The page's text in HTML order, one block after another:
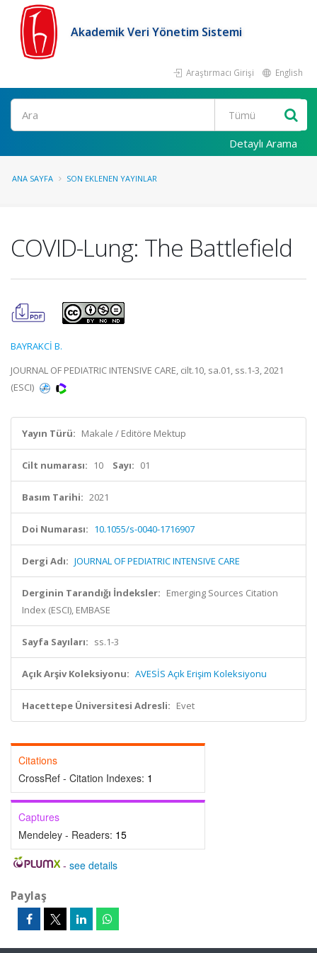
Akademik Veri Yönetim Sistemi
Araştırmacı Girişi English
Ara
Detaylı Arama
ANA SAYFA SON EKLENEN YAYINLAR
COVID-Lung: The Battlefield
BAYRAKCİ B.
JOURNAL OF PEDIATRIC INTENSIVE CARE, cilt.10, sa.01, ss.1-3, 2021
(ESCI)
Yayın Türü: Makale / Editöre Mektup
Cilt numarası: 10 Sayı: 01
Basım Tarihi: 2021
Doi Numarası: 10.1055/s-0040-1716907
Dergi Adı: JOURNAL OF PEDIATRIC INTENSIVE CARE
Derginin Tarandığı İndeksler: Emerging Sources Citation
Index (ESCI), EMBASE
Sayfa Sayıları: ss.1-3
Açık Arşiv Koleksiyonu: AVESİS Açık Erişim Koleksiyonu
Hacettepe Üniversitesi Adresli: Evet
Citations
CrossRef - Citation Indexes: 1
Captures
Mendeley - Readers: 15
- see details
Paylaş